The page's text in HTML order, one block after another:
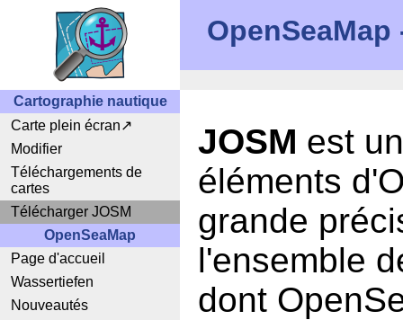
Cartographie nautique
Carte plein écran
Modifier
Téléchargements de
cartes
Télécharger JOSM
OpenSeaMap
Page d'accueil
Wassertiefen
Nouveautés
JOSM est
éléments
grande
l'ensemble
dont